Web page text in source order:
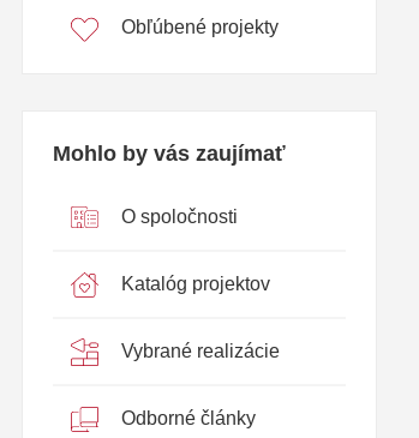
Obľúbené projekty
Mohlo by vás zaujímať
O spoločnosti
Katalóg projektov
Vybrané realizácie
Odborné články